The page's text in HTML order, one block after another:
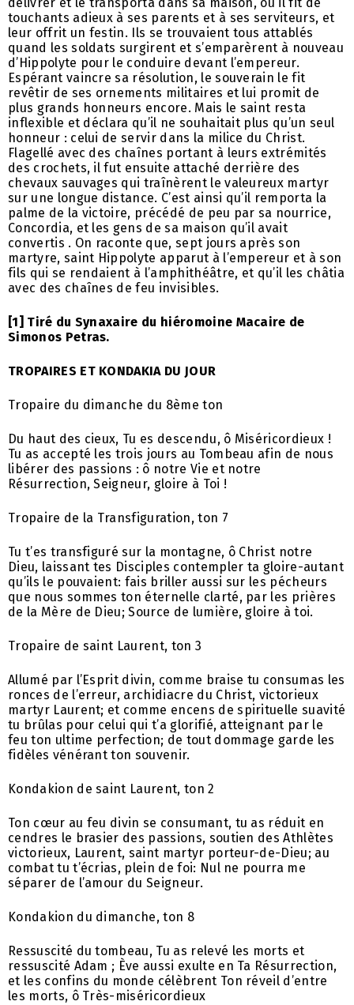
délivrer et le transporta dans sa maison, où il fit de
touchants adieux à ses parents et à ses serviteurs, et
leur offrit un festin. Ils se trouvaient tous attablés
quand les soldats surgirent et s’emparèrent à nouveau
d’Hippolyte pour le conduire devant l’empereur.
Espérant vaincre sa résolution, le souverain le fit
revêtir de ses ornements militaires et lui promit de
plus grands honneurs encore. Mais le saint resta
inflexible et déclara qu’il ne souhaitait plus qu’un seul
honneur : celui de servir dans la milice du Christ.
Flagellé avec des chaînes portant à leurs extrémités
des crochets, il fut ensuite attaché derrière des
chevaux sauvages qui traînèrent le valeureux martyr
sur une longue distance. C’est ainsi qu’il remporta la
palme de la victoire, précédé de peu par sa nourrice,
Concordia, et les gens de sa maison qu’il avait
convertis . On raconte que, sept jours après son
martyre, saint Hippolyte apparut à l’empereur et à son
fils qui se rendaient à l’amphithéâtre, et qu’il les châtia
avec des chaînes de feu invisibles.
[1] Tiré du Synaxaire du hiéromoine Macaire de
Simonos Petras.
TROPAIRES ET KONDAKIA DU JOUR
Tropaire du dimanche du 8ème ton
Du haut des cieux, Tu es descendu, ô Miséricordieux !
Tu as accepté les trois jours au Tombeau afin de nous
libérer des passions : ô notre Vie et notre
Résurrection, Seigneur, gloire à Toi !
Tropaire de la Transfiguration, ton 7
Tu t’es transfiguré sur la montagne, ô Christ notre
Dieu, laissant tes Disciples contempler ta gloire-autant
qu’ils le pouvaient: fais briller aussi sur les pécheurs
que nous sommes ton éternelle clarté, par les prières
de la Mère de Dieu; Source de lumière, gloire à toi.
Tropaire de saint Laurent, ton 3
Allumé par l’Esprit divin, comme braise tu consumas les
ronces de l’erreur, archidiacre du Christ, victorieux
martyr Laurent; et comme encens de spirituelle suavité
tu brûlas pour celui qui t’a glorifié, atteignant par le
feu ton ultime perfection; de tout dommage garde les
fidèles vénérant ton souvenir.
Kondakion de saint Laurent, ton 2
Ton cœur au feu divin se consumant, tu as réduit en
cendres le brasier des passions, soutien des Athlètes
victorieux, Laurent, saint martyr porteur-de-Dieu; au
combat tu t’écrias, plein de foi: Nul ne pourra me
séparer de l’amour du Seigneur.
Kondakion du dimanche, ton 8
Ressuscité du tombeau, Tu as relevé les morts et
ressuscité Adam ; Ève aussi exulte en Ta Résurrection,
et les confins du monde célèbrent Ton réveil d’entre
les morts, ô Très-miséricordieux